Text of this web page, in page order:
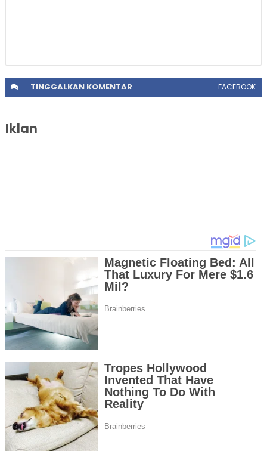
TINGGALKANKOMENTAR FACEBOOK
Iklan